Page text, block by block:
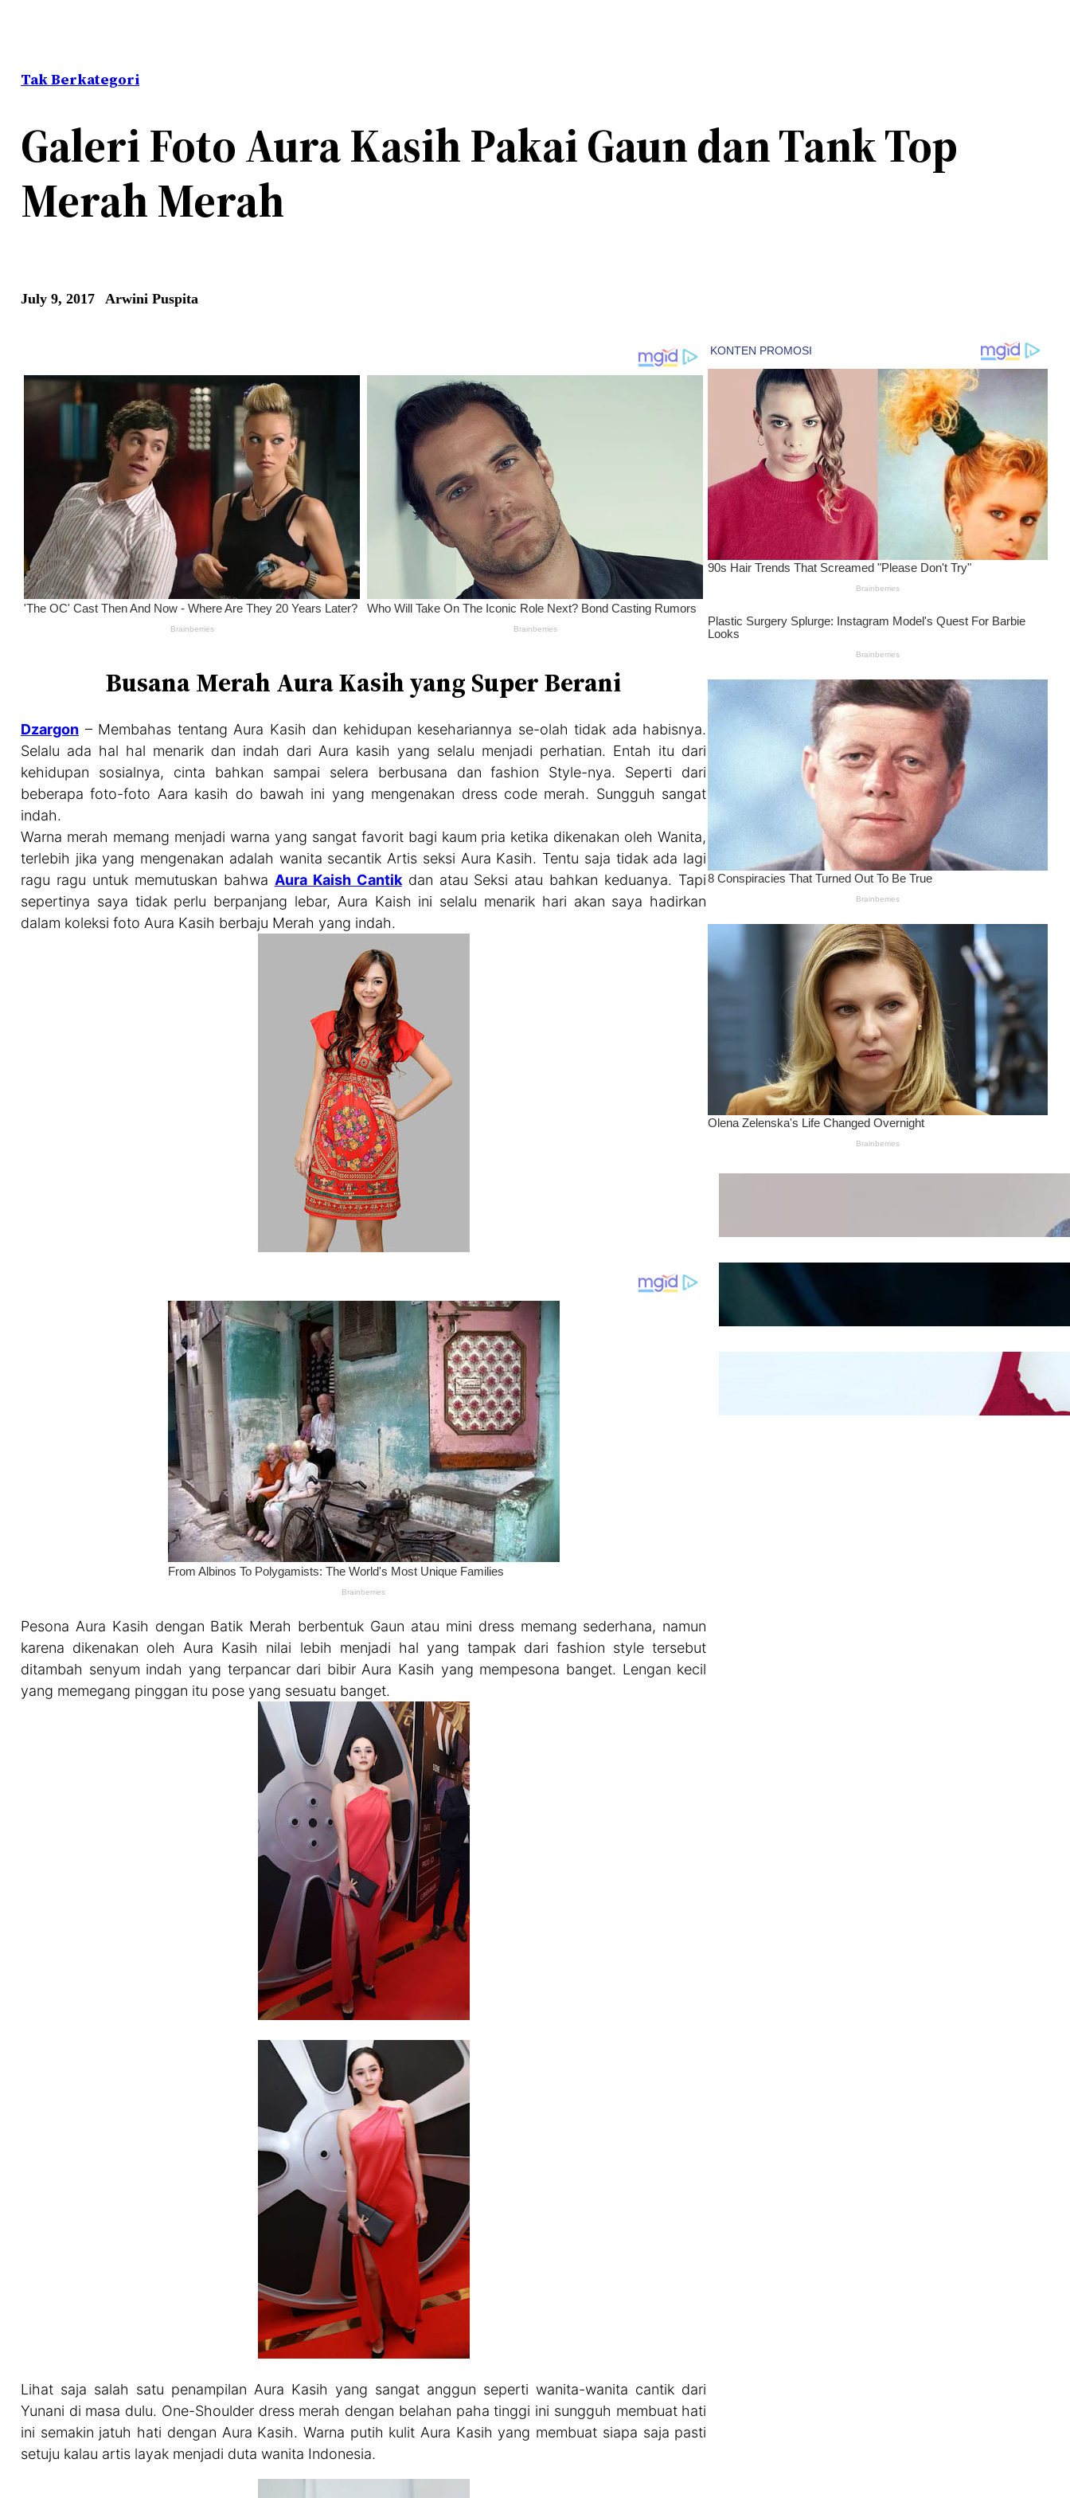
Tak Berkategori
Galeri Foto Aura Kasih Pakai Gaun dan Tank Top
Merah Merah
July 9, 2017 Arwini Puspita
Busana Merah Aura Kasih yang Super Berani
Dzargon – Membahas tentang Aura Kasih dan kehidupan kesehariannya se-olah tidak ada habisnya.
Selalu ada hal hal menarik dan indah dari Aura kasih yang selalu menjadi perhatian. Entah itu dari
kehidupan sosialnya, cinta bahkan sampai selera berbusana dan fashion Style-nya. Seperti dari
beberapa foto-foto Aara kasih do bawah ini yang mengenakan dress code merah. Sungguh sangat
indah.
Warna merah memang menjadi warna yang sangat favorit bagi kaum pria ketika dikenakan oleh Wanita,
terlebih jika yang mengenakan adalah wanita secantik Artis seksi Aura Kasih. Tentu saja tidak ada lagi
ragu ragu untuk memutuskan bahwa Aura Kaish Cantikdan atau Seksi atau bahkan keduanya. Tapi
sepertinya saya tidak perlu berpanjang lebar, Aura Kaish ini selalu menarik hari akan saya hadirkan
dalam koleksi foto Aura Kasih berbaju Merah yang indah.
Pesona Aura Kasih dengan Batik Merah berbentuk Gaun atau mini dress memang sederhana, namun
karena dikenakan oleh Aura Kasih nilai lebih menjadi hal yang tampak dari fashion style tersebut
ditambah senyum indah yang terpancar dari bibir Aura Kasih yang mempesona banget. Lengan kecil
yang memegang pinggan itu pose yang sesuatu banget.
Lihat saja salah satu penampilan Aura Kasih yang sangat anggun seperti wanita-wanita cantik dari
Yunani di masa dulu. One-Shoulder dress merah dengan belahan paha tinggi ini sungguh membuat hati
ini semakin jatuh hati dengan Aura Kasih. Warna putih kulit Aura Kasih yang membuat siapa saja pasti
setuju kalau artis layak menjadi duta wanita Indonesia.
Wanita Pamer Pakaian
Kepribadian
Mengintip Kepribadian
Wanita Dari Warna Bra